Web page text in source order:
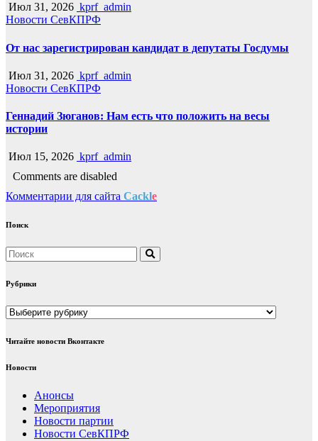
Июл 31, 2026 kprf_admin
Новости СевКПРФ
От нас зарегистрирован кандидат в депутаты Госдумы
Июл 31, 2026 kprf_admin
Новости СевКПРФ
Геннадий Зюганов: Нам есть что положить на весы
истории
Июл 15, 2026 kprf_admin
Comments are disabled
Комментарии для сайта Cackle
Поиск
Рубрики
Рубрики
Читайте новости Вконтакте
Новости
Анонсы
Мероприятия
Новости партии
Новости СевКПРФ